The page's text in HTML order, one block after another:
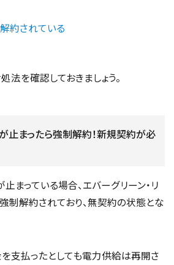
約されている
法を確認しておきましょう。
止まったら強制解約！新規契約が必
まっている場合、エバーグリーン・リ
制解約されており、無契約の状態とな
支払ったとしても電力供給は再開さ